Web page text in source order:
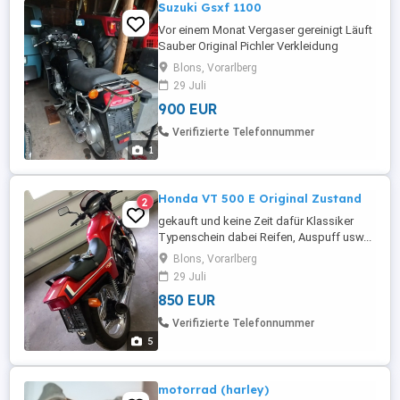
1
Suzuki Gsxf 1100
Vor einem Monat Vergaser gereinigt Läuft
Sauber Original Pichler Verkleidung
Blons, Vorarlberg
29 Juli
900 EUR
Verifizierte Telefonnummer
5
2 Honda VT 500 E Original Zustand
gekauft und keine Zeit dafür Klassiker
Typenschein dabei Reifen, Auspuff usw...
Sehr gut Ersatzteile, Blinker usw.. dabei
steht seit ca. 3 Jahren Tausch gegen
Wertausgleich Oldtimer Moped oder
Motorrad möglich
Blons, Vorarlberg
29 Juli
850 EUR
Verifizierte Telefonnummer
motorrad (harley)